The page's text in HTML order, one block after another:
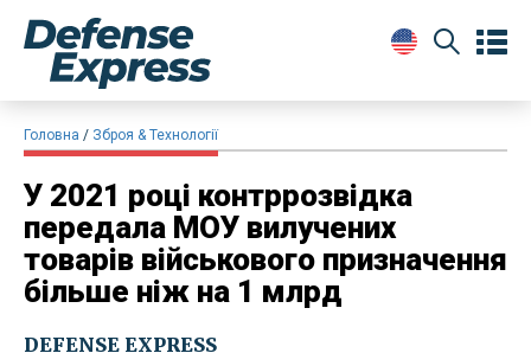
Головна Зброя & Технології
​У 2021 році контррозвідка
передала МОУ вилучених
товарів військового призначення
більше ніж на 1 млрд
DEFENSE EXPRESS